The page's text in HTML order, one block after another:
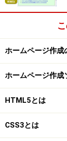
ホームページ作成
ホームページ作成
HTML5とは
CSS3とは